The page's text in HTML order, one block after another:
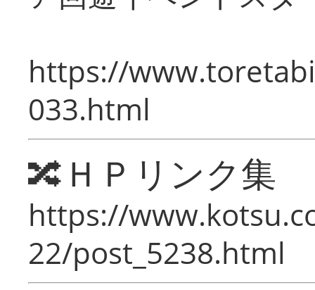
https://
033.html
🔀ＨＰリンク集
https://
22/post_5238.html